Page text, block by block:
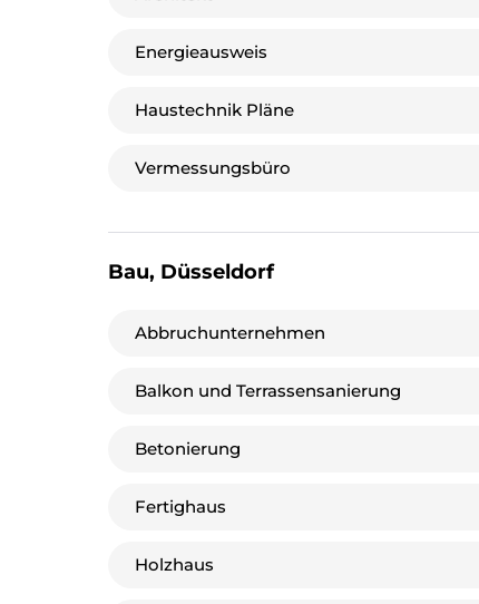
Energieausweis
Haustechnik Pläne
Vermessungsbüro
Bau, Düsseldorf
Abbruchunternehmen
Balkon und Terrassensanierung
Betonierung
Fertighaus
Holzhaus